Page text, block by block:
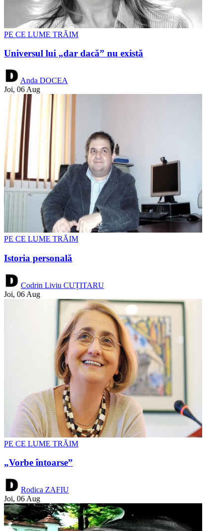
PE CE LUME TRĂIM
Universul lui „dar dacă” nu există
Anda DOCEA
Joi, 06 Aug
PE CE LUME TRĂIM
Istoria personală
Codrin Liviu CUȚITARU
Joi, 06 Aug
PE CE LUME TRĂIM
„Vorbe întoarse”
Rodica ZAFIU
Joi, 06 Aug